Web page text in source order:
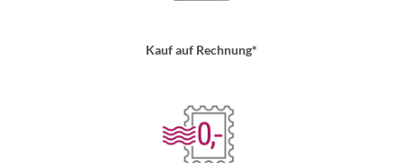
Kauf auf Rechnung*